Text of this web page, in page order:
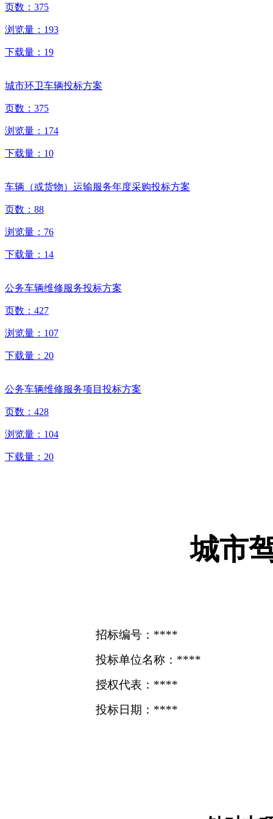
页数： 375
浏览量： 193
下载量： 19
城市环卫车辆投标方案
页数： 375
浏览量： 174
下载量： 10
车辆（或货物）运输服务年度采购投标方案
页数： 88
浏览量： 76
下载量： 14
公务车辆维修服务投标方案
页数： 427
浏览量： 107
下载量： 20
公务车辆维修服务项目投标方案
页数： 428
浏览量： 104
下载量： 20
城市
招标编号：****
投标单位名称：****
授权代表：****
投标日期：****